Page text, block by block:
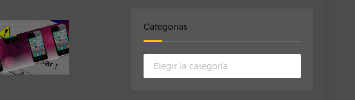
Categorias
Categorias